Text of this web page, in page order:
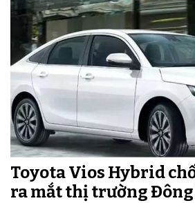
Toyota Vios Hybrid
ra mắt thị trường Đông